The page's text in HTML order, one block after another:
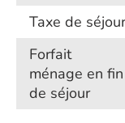
Taxe de séjour
Forfait
ménage en fin
de séjour